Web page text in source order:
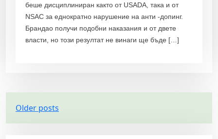
беше дисциплиниран както от USADA, така и от
NSAC за еднократно нарушение на анти -допинг.
Брандао получи подобни наказания и от двете
власти, но този резултат не винаги ще бъде […]
P
o
Older posts